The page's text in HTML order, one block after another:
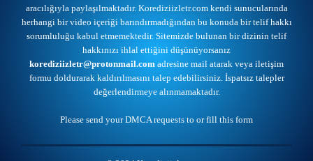
aracılığıyla paylaşılmaktadır. Korediziizletr.com kendi sunucularında
herhangi bir video içeriği barındırmadığından bu konuda bir telif hakkı
sorumluluğu kabul etmemektedir. Sitemizde bulunan bir dizinin telif
hakkınızı ihlal ettiğini düşünüyorsanız
korediziizletr@protonmail.com adresine mail atarak veya iletişim
formu doldurarak kaldırılmasını talep edebilirsiniz. İspatsız talepler
değerlendirmeye alınmamaktadır.
Please send your DMCA requests to orfill this form